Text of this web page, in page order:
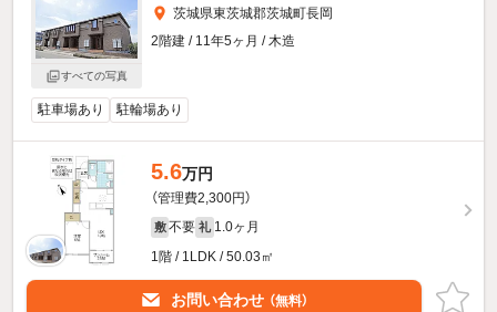
すべての写真
茨城県東茨城郡茨城町長岡
2階建 / 11年5ヶ月 / 木造
駐車場あり 駐輪場あり
5.6万円
（管理費2,300円）
敷 不要 礼 1.0ヶ月
1階 / 1LDK / 50.03㎡
お問い合わせ （無料）